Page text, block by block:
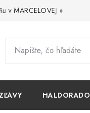
v MARCELOVEJ »
HALDORADO